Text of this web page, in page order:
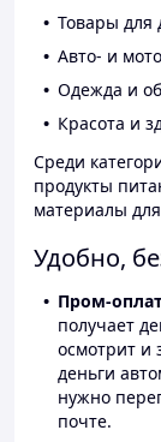
Товары для
Авто- и
Одежда и
Красота и
Среди
продукты
материалы
Удобно,
Пром-
получает
осмотрит и
деньги
нужно
почте.